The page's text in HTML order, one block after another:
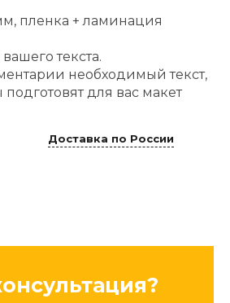
пленка + ламинация
текста.
необходимый текст,
для вас макет
Доставка по России